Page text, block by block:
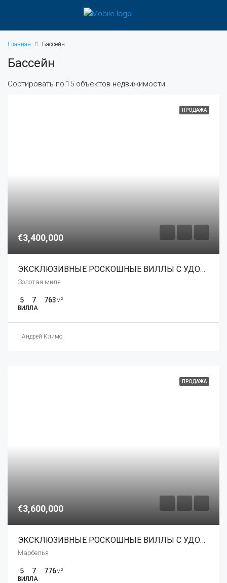
Главная Бассейн
Бассейн
15 объектов недвижимости
Сортировать по:
ПРОДАЖА
€3,400,000
ЭКСКЛЮЗИВНЫЕ РОСКОШНЫЕ ВИЛЛЫ С УДОБСТВАМИ 5*
Золотая миля
5 7 763м²
ВИЛЛА
Андрей Климо
ПРОДАЖА
€3,600,000
ЭКСКЛЮЗИВНЫЕ РОСКОШНЫЕ ВИЛЛЫ С УДОБСТВАМИ 5*
Марбелья
5 7 776м²
ВИЛЛА